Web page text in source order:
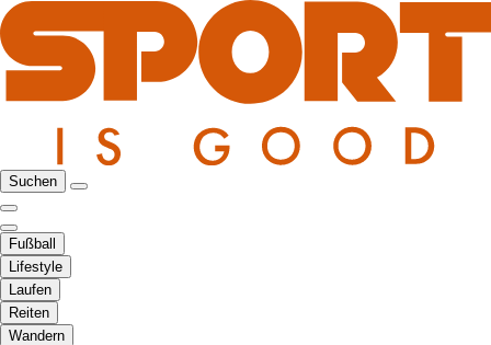
Suchen
Fußball
Lifestyle
Laufen
Reiten
Wandern